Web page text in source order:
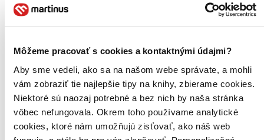
Môžeme pracovať s cookies a kontaktnými údajmi?
Aby sme vedeli, ako sa na našom webe správate, a mohli
vám zobraziť tie najlepšie tipy na knihy, zbierame cookies.
Niektoré sú naozaj potrebné a bez nich by naša stránka
vôbec nefungovala. Okrem toho používame analytické
cookies, ktoré nám umožňujú zisťovať, ako náš web
Zoradiť
Bestsellery
Top hodnotené
Novinky
Najdrahšie